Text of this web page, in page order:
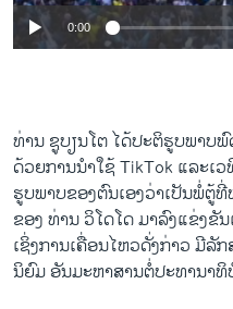
0:00
ທ່ານ ຊູບຽນໂຕ ໄດ້ປະຕິຮູບພາບ
ດ້ວຍການນໍາໃຊ້ TikTok ແລະເ
ຮູບພາບຂອງຕົນເອງວ່າເປັນພໍ່ຕູ້
ຂອງ ທ່ານ ວິໂດໂດ ມາລົງແຂ່ງຂັ
ເຊິ່ງການເຄື່ອນໄຫວດັ່ງກ່າວ ມີລັ
ນິຍົມ ອັນມະຫາສານຕໍ່ປະທານາ